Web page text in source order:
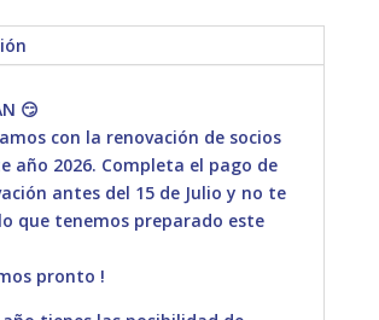
😏
con la renovación de socios
año 2026. Completa el pago de
antes del 15 de Julio y no te
que tenemos preparado este
pronto !